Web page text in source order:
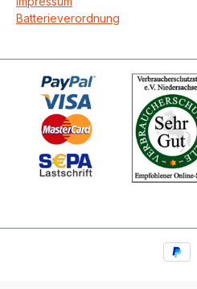
Batterieverordnung